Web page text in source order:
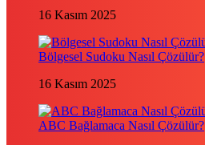
16 Kasım 2025
Bölgesel Sudoku Nasıl Çözülür?
16 Kasım 2025
ABC Bağlamaca Nasıl Çözülür?